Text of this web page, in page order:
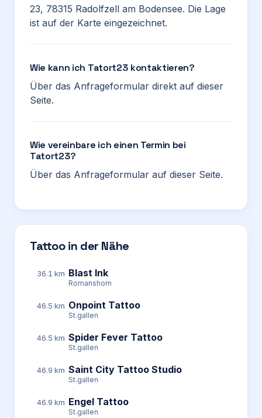
23, 78315 Radolfzell am Bodensee. Die Lage
ist auf der Karte eingezeichnet.
Wie kann ich Tatort23 kontaktieren?
Über das Anfrageformular direkt auf dieser
Seite.
Wie vereinbare ich einen Termin bei
Tatort23?
Über das Anfrageformular auf dieser Seite.
Tattoo in der Nähe
36.1 km Blast Ink
Romanshorn
46.5 km Onpoint Tattoo
St.gallen
46.5 km Spider Fever Tattoo
St.gallen
46.9 km Saint City Tattoo Studio
St.gallen
46.9 km Engel Tattoo
St.gallen